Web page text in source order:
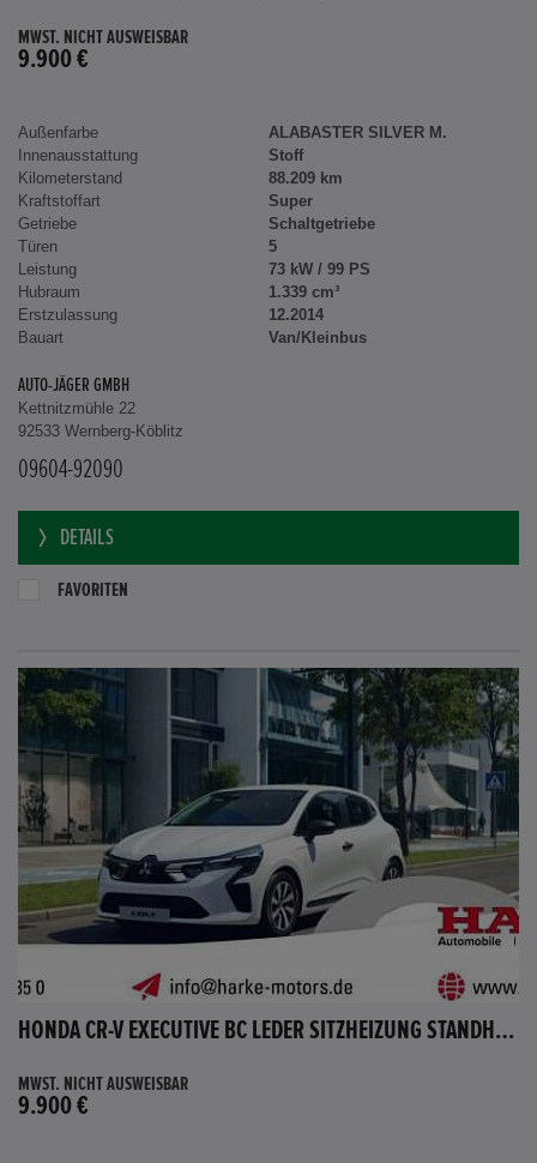
MWST. NICHT AUSWEISBAR
9.900 €
Außenfarbe
ALABASTER SILVER M.
Innenausstattung
Stoff
Kilometerstand
88.209 km
Kraftstoffart
Super
Getriebe
Schaltgetriebe
Türen
5
Leistung
73 kW / 99 PS
Hubraum
1.339 cm³
Erstzulassung
12.2014
Bauart
Van/Kleinbus
AUTO-JÄGER GMBH
Kettnitzmühle 22
92533 Wernberg-Köblitz
09604-92090
DETAILS
FAVORITEN
HONDA CR-V EXECUTIVE BC LEDER SITZHEIZUNG STANDHEIZUNG AHK
MWST. NICHT AUSWEISBAR
9.900 €